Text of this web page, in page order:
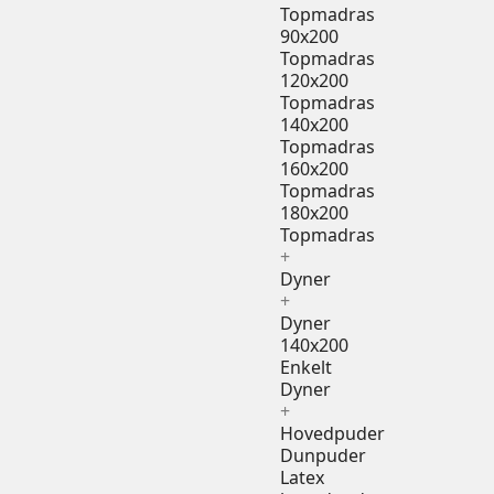
Topmadras
90x200
Topmadras
120x200
Topmadras
140x200
Topmadras
160x200
Topmadras
180x200
Topmadras
+
Dyner
+
Dyner
140x200
Enkelt
Dyner
+
Hovedpuder
Dunpuder
Latex